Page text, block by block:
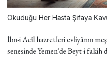
Okuduğu Her Hasta Şifaya
İbn-i Acîl hazretleri evliyânın
senesinde Yemen'de Beyt-i